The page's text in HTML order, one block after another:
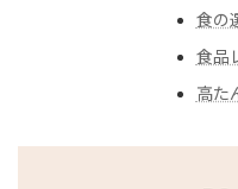
食の
食品
高た